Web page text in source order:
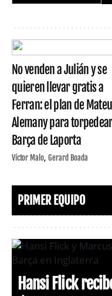
No venden a Julián y se
quieren llevar gratis a
Ferran: el plan de Mateu
Alemany para
Barça de Laporta
Víctor Malo Gerard Boada
PRIMER EQUIPO
Hansi Flick